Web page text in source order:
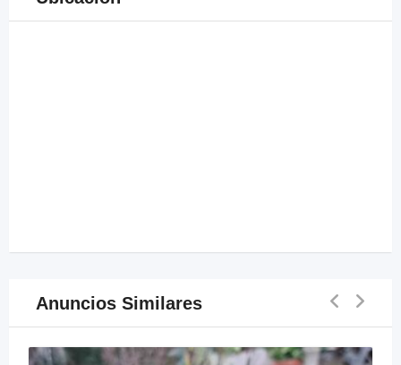
Anuncios Similares